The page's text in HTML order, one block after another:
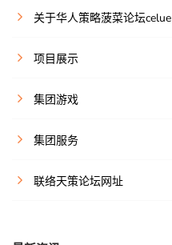
关于华人策略菠菜论坛celue
项目展示
集团游戏
集团服务
联络天策论坛网址